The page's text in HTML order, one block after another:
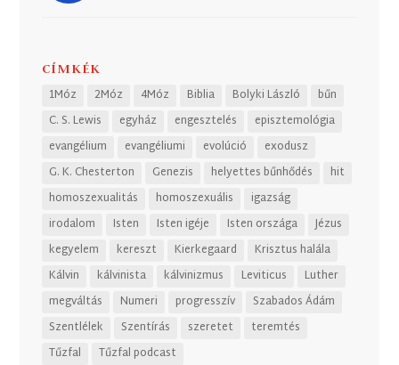
CÍMKÉK
1Móz 2Móz 4Móz Biblia Bolyki László
bűn
C. S. Lewis
egyház engesztelés
episztemológia
evangélium
evangéliumi evolúció
exodusz
G. K. Chesterton
Genezis helyettes bűnhődés
hit
homoszexualitás
homoszexuális
igazság
irodalom
Isten Isten igéje Isten országa
Jézus
kegyelem
kereszt Kierkegaard
Krisztus halála
Kálvin
kálvinista kálvinizmus Leviticus
Luther
megváltás
Numeri progresszív
Szabados Ádám
Szentlélek
Szentírás szeretet
teremtés
Tűzfal
Tűzfal podcast